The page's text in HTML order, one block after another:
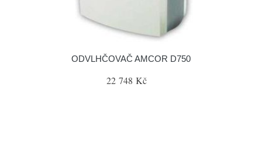
ODVLHČOVAČ AMCOR D750
22 748 Kč